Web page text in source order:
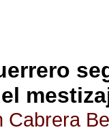
Cabrera